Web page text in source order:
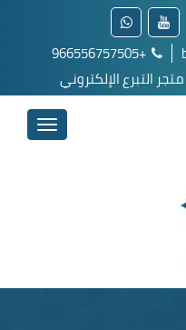
+966556757505
متجر التبرع الإلكتروني